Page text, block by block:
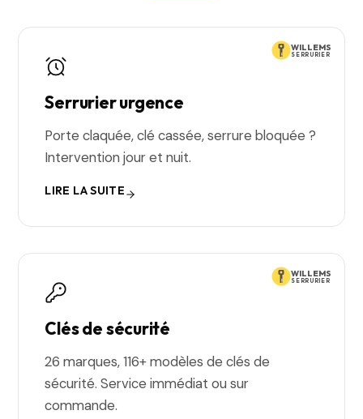
WILLEMS
SERRURIER
Serrurier urgence
Porte claquée, clé cassée, serrure bloquée ?
Intervention jour et nuit.
LIRE LA SUITE
WILLEMS
SERRURIER
Clés de sécurité
26 marques, 116+ modèles de clés de
sécurité. Service immédiat ou sur
commande.